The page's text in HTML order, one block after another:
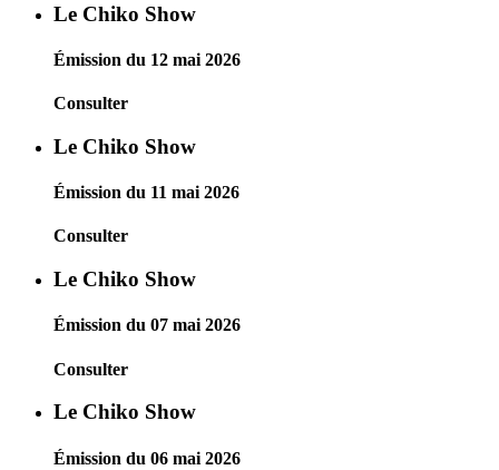
Le Chiko Show
Émission du 12 mai 2026
Consulter
Le Chiko Show
Émission du 11 mai 2026
Consulter
Le Chiko Show
Émission du 07 mai 2026
Consulter
Le Chiko Show
Émission du 06 mai 2026